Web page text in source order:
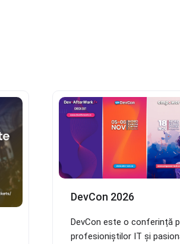
DevCon 2026
DevCon este o conferință
profesioniștilor IT și